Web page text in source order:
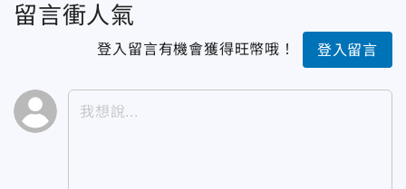
留言衝人氣
登入留言有機會獲得旺幣哦！ 登入留言